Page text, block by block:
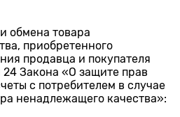
обмена товара
приобретенного
продавца и покупателя
24 Закона «О защите прав
с потребителем в случае
ненадлежащего качества»: